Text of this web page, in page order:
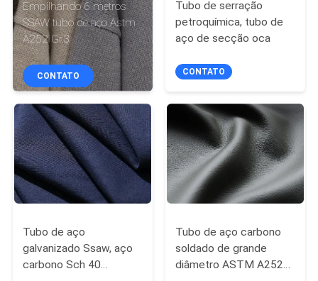
CONTROLE
DE
QUALIDADE
CONTACTE-
NOS
NOTÍCIAS
SOLICITE UM
ORÇAMENTO
Empilhando 6 metros
SSAW tubo de aço Astm
A252 Gr.3
CONTATO
Tubo de serração
petroquímica, tubo de
aço de secção oca
CONTATO
Tubo de aço
galvanizado Ssaw, aço
carbono Sch 40
Tubo de aço carbono
soldado de grande
diâmetro ASTM A252